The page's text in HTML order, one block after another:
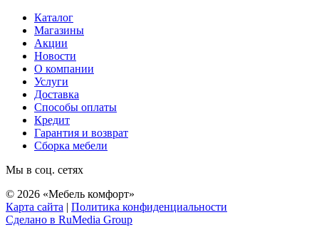
Каталог
Магазины
Акции
Новости
О компании
Услуги
Доставка
Способы оплаты
Кредит
Гарантия и возврат
Сборка мебели
Мы в соц. сетях
© 2026 «Мебель комфорт»
Карта сайта | Политика конфиденциальности
Сделано в RuMedia Group